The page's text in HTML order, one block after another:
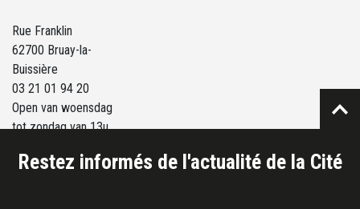
Rue Franklin
62700 Bruay-la-
Buissière
03 21 01 94 20
Open van woensdag
tot zondag van 13u
Restez informés de l'actualité de la Cité